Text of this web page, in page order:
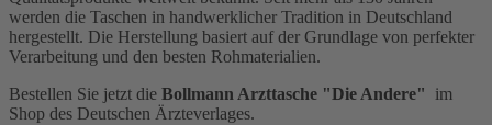
werden die Taschen in handwerklicher Tradition in Deutschland
hergestellt. Die Herstellung basiert auf der Grundlage von perfekter
Verarbeitung und den besten Rohmaterialien.
Bestellen Sie jetzt die Bollmann Arzttasche "Die Andere" im
Shop des Deutschen Ärzteverlages.